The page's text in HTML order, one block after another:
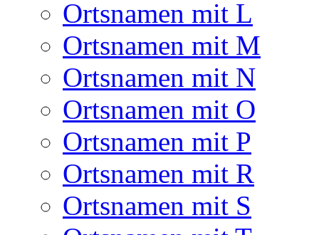
Ortsnamen mit L
Ortsnamen mit M
Ortsnamen mit N
Ortsnamen mit O
Ortsnamen mit P
Ortsnamen mit R
Ortsnamen mit S